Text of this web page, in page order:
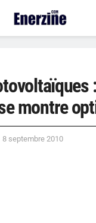
:
montre
8 septembre 2010